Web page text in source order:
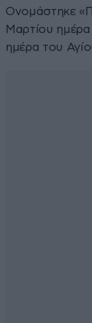
Ονομάστηκε
Μαρτίου
ημέρα του